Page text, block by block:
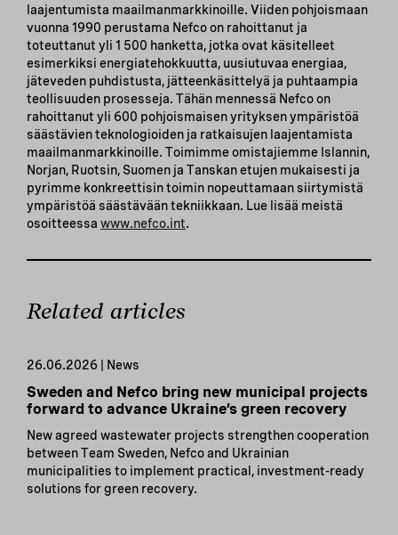
laajentumista maailmanmarkkinoille. Viiden pohjoismaan
vuonna 1990 perustama Nefco on rahoittanut ja
toteuttanut yli 1 500 hanketta, jotka ovat käsitelleet
esimerkiksi energiatehokkuutta, uusiutuvaa energiaa,
jäteveden puhdistusta, jätteenkäsittelyä ja puhtaampia
teollisuuden prosesseja. Tähän mennessä Nefco on
rahoittanut yli 600 pohjoismaisen yrityksen ympäristöä
säästävien teknologioiden ja ratkaisujen laajentamista
maailmanmarkkinoille. Toimimme omistajiemme Islannin,
Norjan, Ruotsin, Suomen ja Tanskan etujen mukaisesti ja
pyrimme konkreettisin toimin nopeuttamaan siirtymistä
ympäristöä säästävään tekniikkaan. Lue lisää meistä
osoitteessa www.nefco.int.
Related articles
26.06.2026 | News
Sweden and Nefco bring new municipal projects
forward to advance Ukraine’s green recovery
New agreed wastewater projects strengthen cooperation
between Team Sweden, Nefco and Ukrainian
municipalities to implement practical, investment-ready
solutions for green recovery.